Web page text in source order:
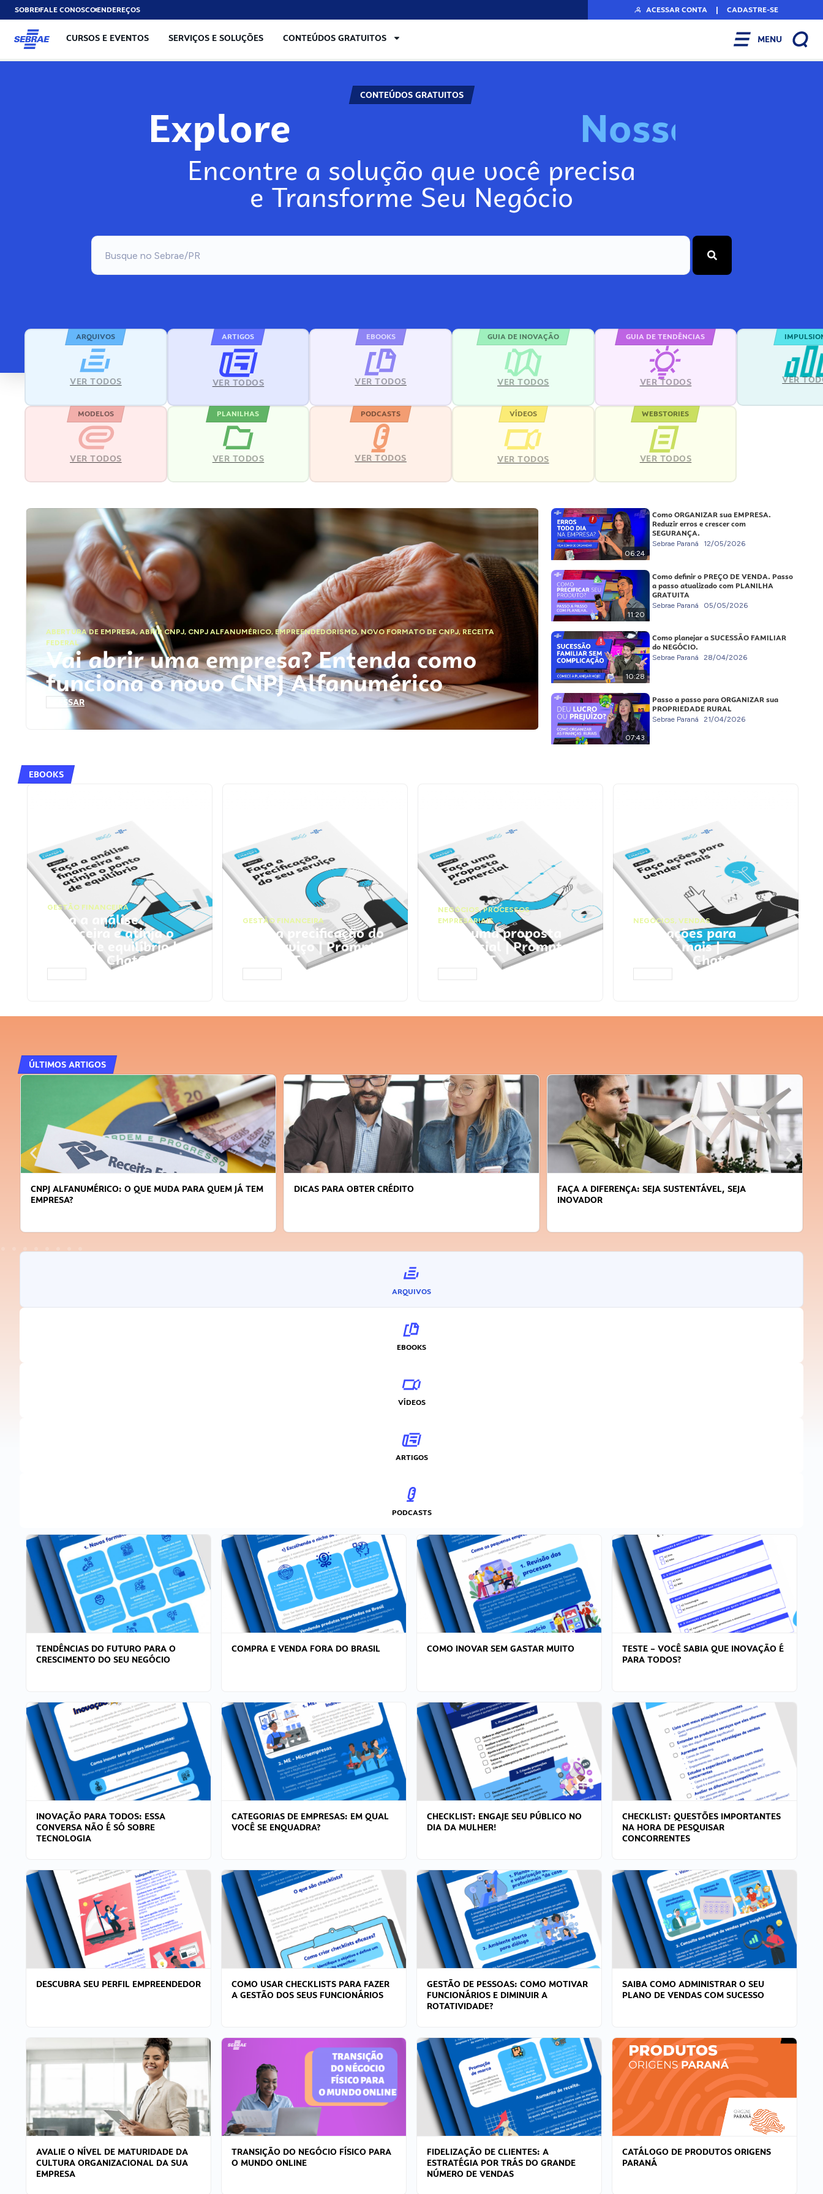
SOBREFALE CONOSCOENDEREÇOS ACESSAR CONTA | CADASTRE-SE
CURSOS E EVENTOS SERVIÇOS E SOLUÇÕES CONTEÚDOS GRATUITOS MENU
CONTEÚDOS GRATUITOS
Explore Nosso
Encontre a solução que você precisa
e Transforme Seu Negócio
ARQUIVOS
VER TODOS
ARTIGOS
VER TODOS
EBOOKS
VER TODOS
GUIA DE INOVAÇÃO
VER TODOS
GUIA DE TENDÊNCIAS
VER TODOS VER
MODELOS
VER TODOS
PLANILHAS
VER TODOS
PODCASTS
VER TODOS
VÍDEOS
VER TODOS
WEBSTORIES
VER TODOS
ABERTURA DE EMPRESA,ABRIR CNPJ, CNPJ ALFANUMÉRICO, EMPREENDEDORISMO,NOVO FORMATO DE CNPJ,RECEITA
FEDERAL
Vai abrir uma empresa? Entenda como
funciona o novo CNPJ Alfanumérico
ACESSAR
06:24
Como ORGANIZAR sua EMPRESA.
Reduzir erros e crescer com
SEGURANÇA.
Sebrae Paraná 12/05/2026
11:20
Como definir o PREÇO DE VENDA. Passo
a passo atualizado com PLANILHA
GRATUITA
Sebrae Paraná 05/05/2026
10:28
Como planejar a SUCESSÃO FAMILIAR
do NEGÓCIO.
Sebrae Paraná 28/04/2026
07:43
Passo a passo para ORGANIZAR sua
PROPRIEDADE RURAL
Sebrae Paraná 21/04/2026
EBOOKS
GESTÃO FINANCEIRA
Faça a análise
financeira e atinja o
ponto de equilíbrio |
Prompts ChatGPT
GESTÃO FINANCEIRA
Faça a precificação do
seu serviço | Prompts
ChatGPT
NEGÓCIOS,PROCESSOS
EMPRESARIAIS
Faça uma proposta
comercial | Prompts
ChatGPT
NEGÓCIOS, VENDAS
Faça ações para
vender mais |
Prompts ChatGPT
ÚLTIMOS ARTIGOS
CNPJ ALFANUMÉRICO: O QUE MUDA PARA QUEM JÁ TEM
EMPRESA?
DICAS PARA OBTER CRÉDITO
FAÇA A DIFERENÇA: SEJA SUSTENTÁVEL, SEJA
INOVADOR
ARQUIVOS
EBOOKS
VÍDEOS
ARTIGOS
PODCASTS
TENDÊNCIAS DO FUTURO PARA O
CRESCIMENTO DO SEU NEGÓCIO
COMPRA E VENDA FORA DO BRASIL COMO INOVAR SEM GASTAR MUITO
TESTE – VOCÊ SABIA QUE INOVAÇÃO É
PARA TODOS?
INOVAÇÃO PARA TODOS: ESSA
CONVERSA NÃO É SÓ SOBRE
TECNOLOGIA
CATEGORIAS DE EMPRESAS: EM QUAL
VOCÊ SE ENQUADRA?
CHECKLIST: ENGAJE SEU PÚBLICO NO
DIA DA MULHER!
CHECKLIST: QUESTÕES IMPORTANTES
NA HORA DE PESQUISAR
CONCORRENTES
DESCUBRA SEU PERFIL EMPREENDEDOR
COMO USAR CHECKLISTS PARA FAZER
A GESTÃO DOS SEUS FUNCIONÁRIOS
GESTÃO DE PESSOAS: COMO MOTIVAR
FUNCIONÁRIOS E DIMINUIR A
ROTATIVIDADE?
SAIBA COMO ADMINISTRAR O SEU
PLANO DE VENDAS COM SUCESSO
AVALIE O NÍVEL DE MATURIDADE DA
CULTURA ORGANIZACIONAL DA SUA
EMPRESA
TRANSIÇÃO DO NEGÓCIO FÍSICO PARA
O MUNDO ONLINE
FIDELIZAÇÃO DE CLIENTES: A
ESTRATÉGIA POR TRÁS DO GRANDE
NÚMERO DE VENDAS
CATÁLOGO DE PRODUTOS ORIGENS
PARANÁ